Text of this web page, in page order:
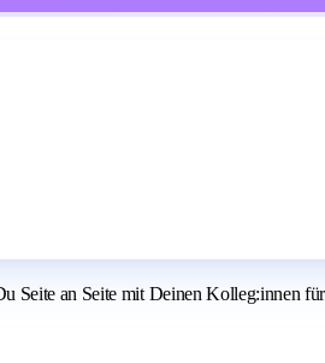
Seite an Seite mit Deinen Kolleg:innen